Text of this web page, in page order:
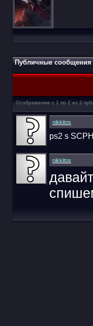
Публичные сообщения
Отображение с 1 по 2 из 2
nikkitos
ps2 s
nikkitos